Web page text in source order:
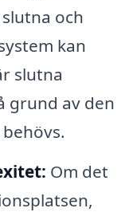
och
kan
slutna
grund av den
Om det